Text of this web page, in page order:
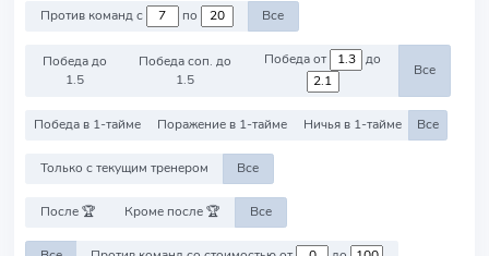
Против команд с по Все
Победа до
1.5
Победа соп. до
1.5
Победа от до
Все
Победа в 1-тайме Поражение в 1-тайме Ничья в 1-тайме Все
Только с текущим тренером Все
После 🏆 Кроме после 🏆 Все